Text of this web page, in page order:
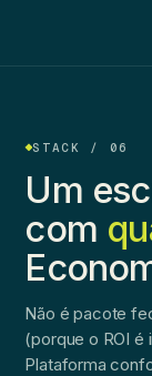
STACK / 06
Um
com
Não é pacote
(porque o ROI é
Plataforma